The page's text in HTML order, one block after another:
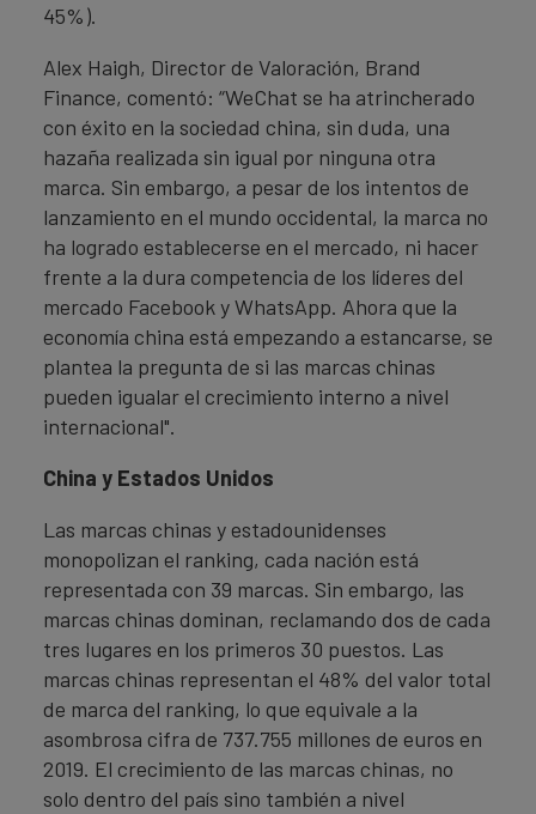
45%).
Alex Haigh, Director de Valoración, Brand
Finance, comentó: “WeChat se ha atrincherado
con éxito en la sociedad china, sin duda, una
hazaña realizada sin igual por ninguna otra
marca. Sin embargo, a pesar de los intentos de
lanzamiento en el mundo occidental, la marca no
ha logrado establecerse en el mercado, ni hacer
frente a la dura competencia de los líderes del
mercado Facebook y WhatsApp. Ahora que la
economía china está empezando a estancarse, se
plantea la pregunta de si las marcas chinas
pueden igualar el crecimiento interno a nivel
internacional".
China y Estados Unidos
Las marcas chinas y estadounidenses
monopolizan el ranking, cada nación está
representada con 39 marcas. Sin embargo, las
marcas chinas dominan, reclamando dos de cada
tres lugares en los primeros 30 puestos. Las
marcas chinas representan el 48% del valor total
de marca del ranking, lo que equivale a la
asombrosa cifra de 737.755 millones de euros en
2019. El crecimiento de las marcas chinas, no
solo dentro del país sino también a nivel